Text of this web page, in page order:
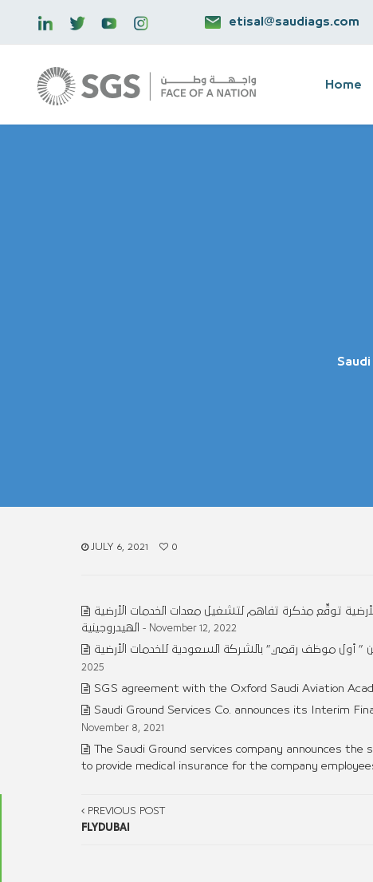
etisal@saudiags.com
Home
JULY 6, 2021 0
توقِّع مذكرة تفاهم لتشغيل معدات الخدمات الأرضية
الهيدروجينية
- November 12, 2022
” أول موظف رقمي” بالشركة السعودية للخدمات الأرضية
2025
SGS agreement with the Oxford Saudi Aviation
Saudi Ground Services Co. announces its Interim
November 8, 2021
The Saudi Ground services company announces
to provide medical insurance for the company
PREVIOUS POST
FLYDUBAI